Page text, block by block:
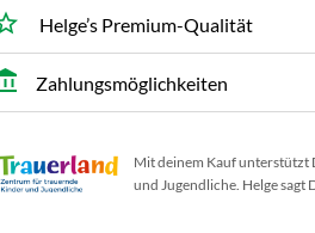
Helge’s Premium-Qualität
Zahlungsmöglichkeiten
Mit deinem Kauf unterstützt
und Jugendliche. Helge sagt